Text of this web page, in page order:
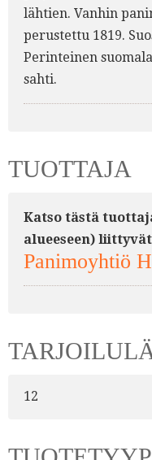
lähtien. Vanhin
perustettu 1819.
Perinteinen
sahti.
TUOTTAJA
Katso tästä
alueeseen)
Panimoyhtiö
12